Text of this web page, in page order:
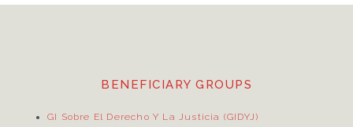
BENEFICIARY GROUPS
GI Sobre El Derecho Y La Justicia (GIDYJ)